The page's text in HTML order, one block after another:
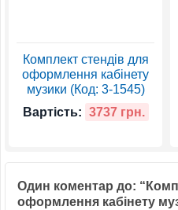
Комплект стендів для
оформлення кабінету
музики (Код: 3-1545)
Вартість: 3737 грн.
Один коментар до:
оформлення кабінету